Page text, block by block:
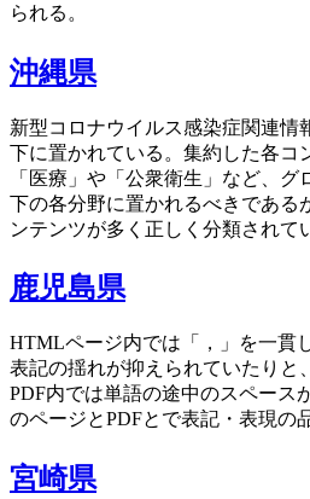
られる。
沖縄県
新型コロナウイルス感染症関連情
下に置かれている。集約した各コ
「医療」や「公衆衛生」など、
下の各分野に置かれるべきである
ンテンツが多く正しく分類されて
鹿児島県
HTMLページ内では「，」を一貫
表記の揺れが抑えられていたりと
PDF内では単語の途中のスペース
のページとPDFとで表記・表現の
宮崎県